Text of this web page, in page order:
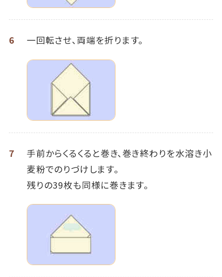
6 一回転させ、両端を折ります。
7
手前からくるくると巻き、巻き終わりを水溶き小
麦粉でのりづけします。
残りの39枚も同様に巻きます。